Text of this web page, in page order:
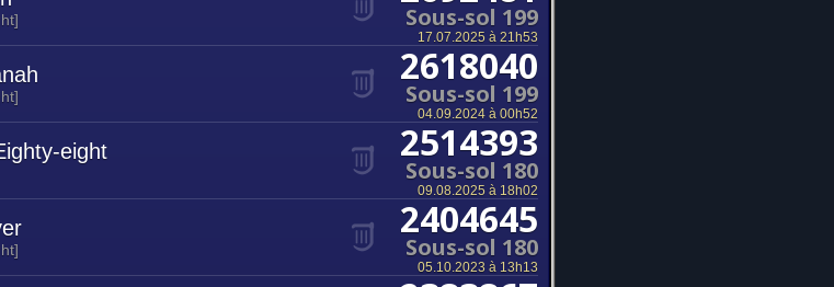
Sous-sol 199
17.07.2025 à 21h53
2618040
Sous-sol 199
04.09.2024 à 00h52
eight 2514393
Sous-sol 180
09.08.2025 à 18h02
2404645
Sous-sol 180
05.10.2023 à 13h13